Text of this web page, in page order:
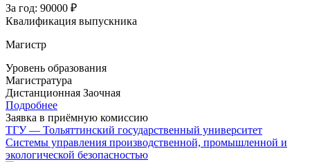
За год: 90000 ₽
Квалификация выпускника
Магистр
Уровень образования
Магистратура
Дистанционная Заочная
Подробнее
Заявка в приёмную комиссию
ТГУ — Тольяттинский государственный университет
Системы управления производственной, промышленной и
экологической безопасностью